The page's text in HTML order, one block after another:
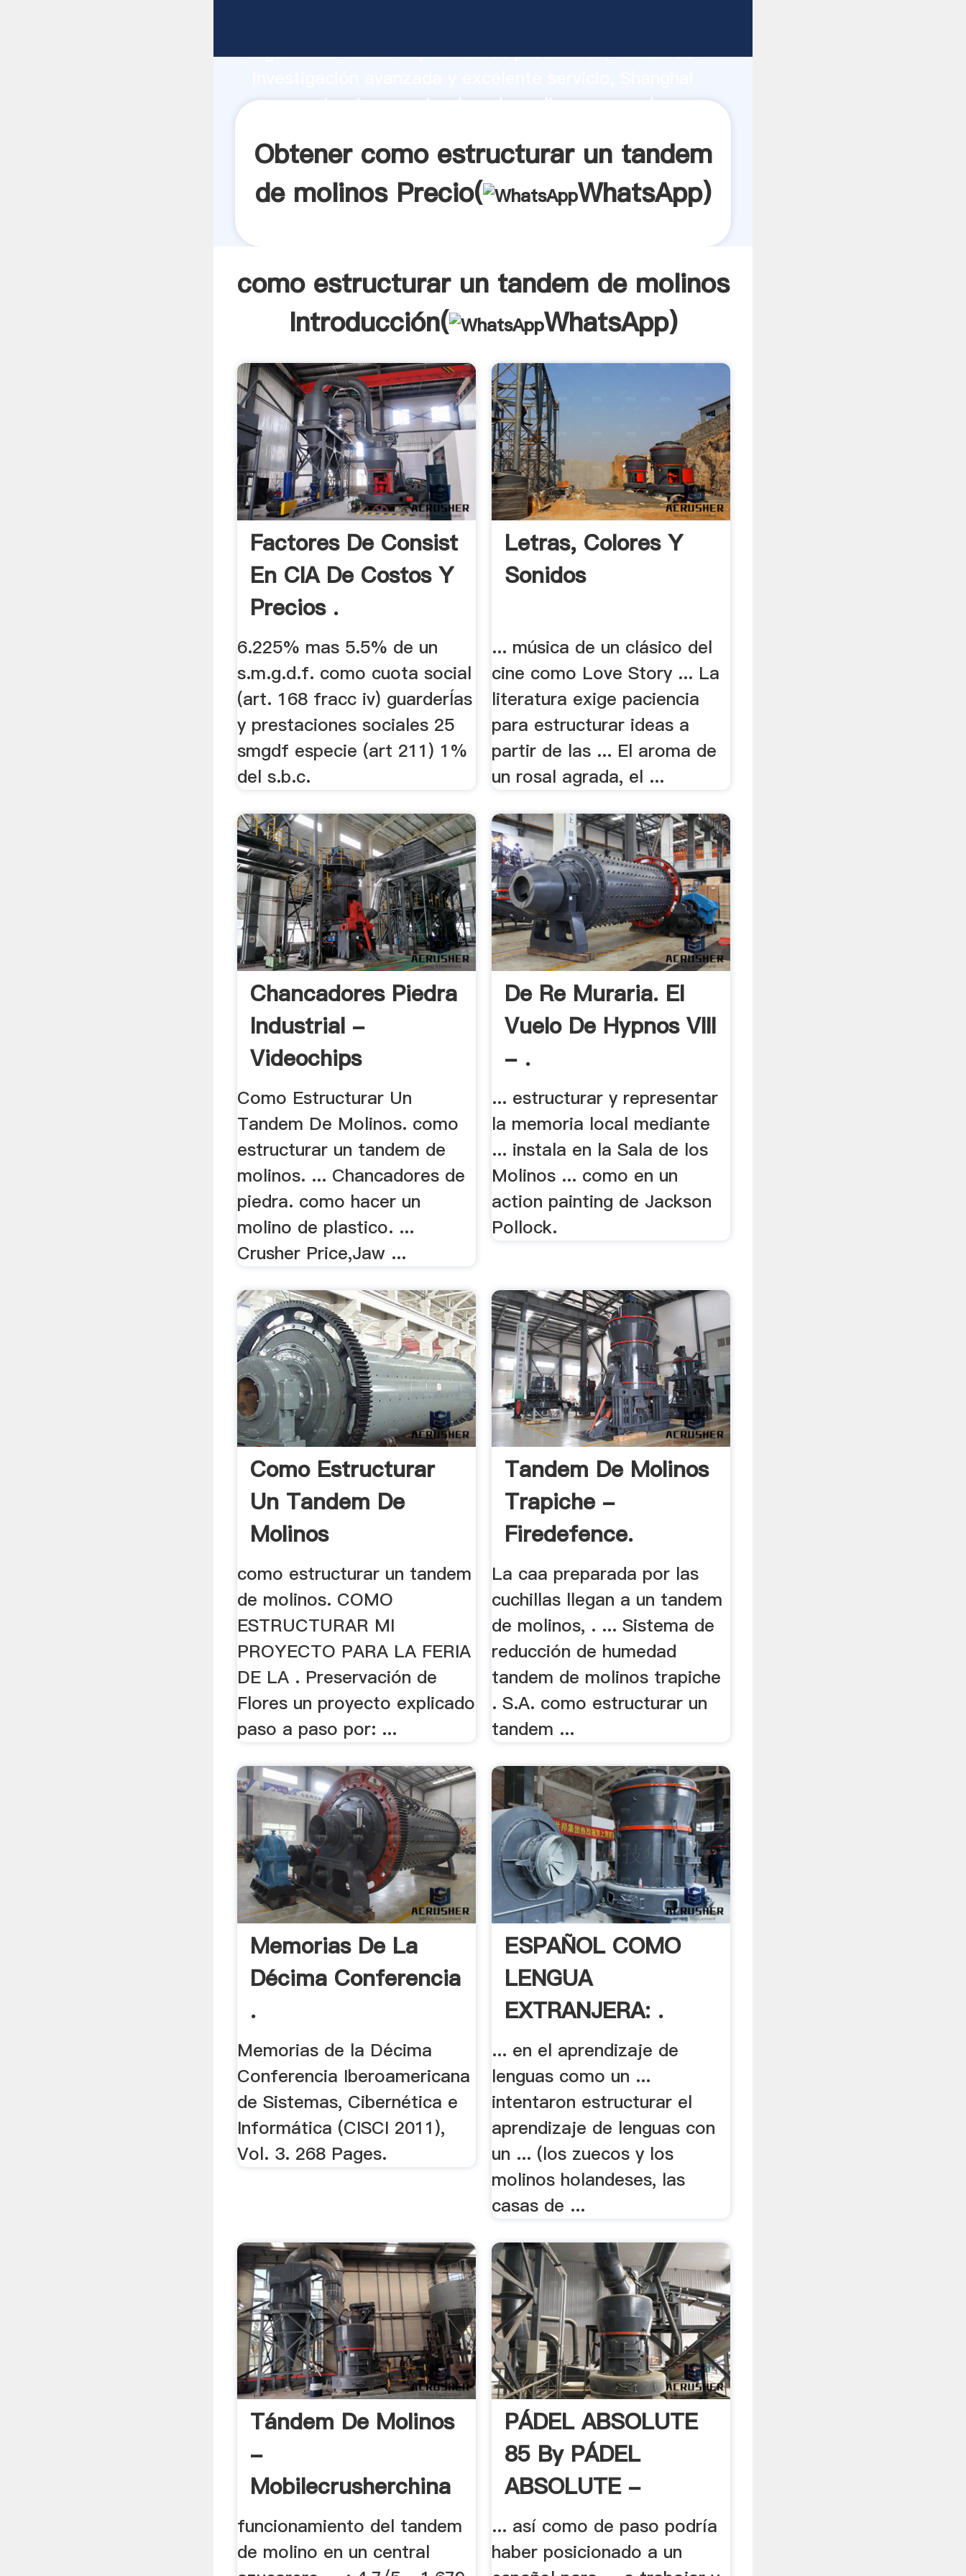
Agarrando fuerte capacidad de producción, fuerza de
como estructurar un tandem de molinos proveedor crea
Obtener como estructurar un tandem
de molinos Precio(
WhatsApp)
como estructurar un tandem de molinos
Introducción(
WhatsApp)
Factores De Consist
En CIA De Costos Y
Precios .
6.225% mas 5.5% de un
s.m.g.d.f. como cuota social
(art. 168 fracc iv) guarderÍas
y prestaciones sociales 25
smgdf especie (art 211) 1%
del s.b.c.
Letras, Colores Y
Sonidos
... música de un clásico del
cine como Love Story ... La
literatura exige paciencia
para estructurar ideas a
partir de las ... El aroma de
un rosal agrada, el ...
Chancadores Piedra
Industrial -
Videochips
Como Estructurar Un
Tandem De Molinos. como
estructurar un tandem de
molinos. ... Chancadores de
piedra. como hacer un
molino de plastico. ...
Crusher Price,Jaw ...
De Re Muraria. El
Vuelo De Hypnos VIII
- .
... estructurar y representar
la memoria local mediante
... instala en la Sala de los
Molinos ... como en un
action painting de Jackson
Pollock.
Como Estructurar
Un Tandem De
Molinos
como estructurar un tandem
de molinos. COMO
ESTRUCTURAR MI
PROYECTO PARA LA FERIA
DE LA . Preservación de
Flores un proyecto explicado
paso a paso por: ...
Tandem De Molinos
Trapiche -
Firedefence.
La caa preparada por las
cuchillas llegan a un tandem
de molinos, . ... Sistema de
reducción de humedad
tandem de molinos trapiche
. S.A. como estructurar un
tandem ...
Memorias De La
Décima Conferencia
.
Memorias de la Décima
Conferencia Iberoamericana
de Sistemas, Cibernética e
Informática (CISCI 2011),
Vol. 3. 268 Pages.
ESPAÑOL COMO
LENGUA
EXTRANJERA: .
... en el aprendizaje de
lenguas como un ...
intentaron estructurar el
aprendizaje de lenguas con
un ... (los zuecos y los
molinos holandeses, las
casas de ...
Tándem De Molinos
-
Mobilecrusherchina
funcionamiento del tandem
de molino en un central
PÁDEL ABSOLUTE
85 By PÁDEL
ABSOLUTE -
... así como de paso podría
haber posicionado a un